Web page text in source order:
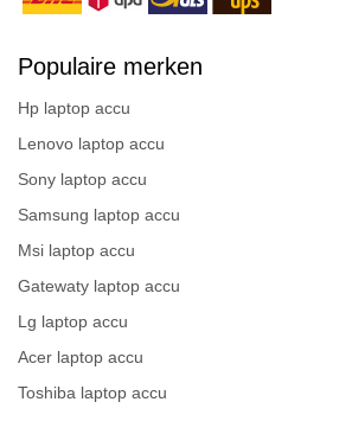
Populaire merken
Hp laptop accu
Lenovo laptop accu
Sony laptop accu
Samsung laptop accu
Msi laptop accu
Gatewaty laptop accu
Lg laptop accu
Acer laptop accu
Toshiba laptop accu